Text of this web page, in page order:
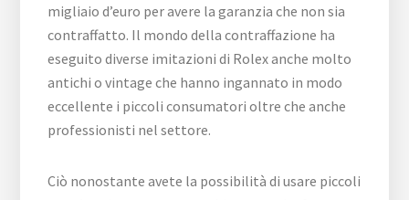
migliaio d’euro per avere la garanzia che non sia
contraffatto. Il mondo della contraffazione ha
eseguito diverse imitazioni di Rolex anche molto
antichi o vintage che hanno ingannato in modo
eccellente i piccoli consumatori oltre che anche
professionisti nel settore.
Ciò nonostante avete la possibilità di usare piccoli